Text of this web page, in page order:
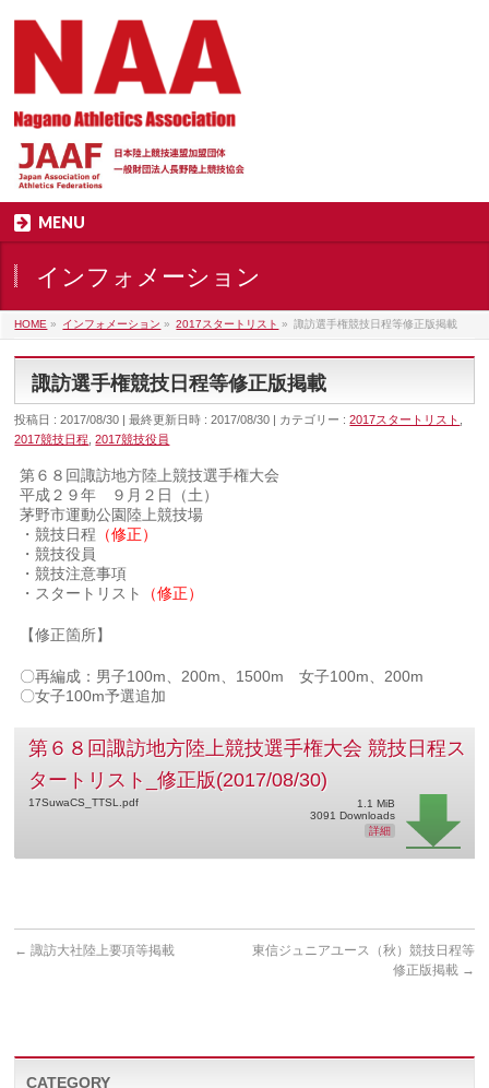
MENU
インフォメーション
HOME » インフォメーション » 2017スタートリスト » 諏訪選手権競技日程等修正版掲載
諏訪選手権競技日程等修正版掲載
投稿日 : 2017/08/30 最終更新日時 : 2017/08/30 カテゴリー :2017スタートリスト
2017競技日程 ,2017競技役員
第６８回諏訪地方陸上競技選手権大会
平成２９年 ９月２日（土）
茅野市運動公園陸上競技場
・競技日程 （修正）
・競技役員
・競技注意事項
・スタートリスト
（修正）
【修正箇所】
〇再編成：男子100m、200m、1500m 女子100m、200m
〇女子100m予選追加
第６８回諏訪地方陸上競技選手権大会 競技日程ス
タートリスト_修正版(2017/08/30)
17SuwaCS_TTSL.pdf
1.1 MiB
3091 Downloads
詳細
← 諏訪大社陸上要項等掲載
東信ジュニアユース（秋）競技日程等
修正版掲載 →
CATEGORY